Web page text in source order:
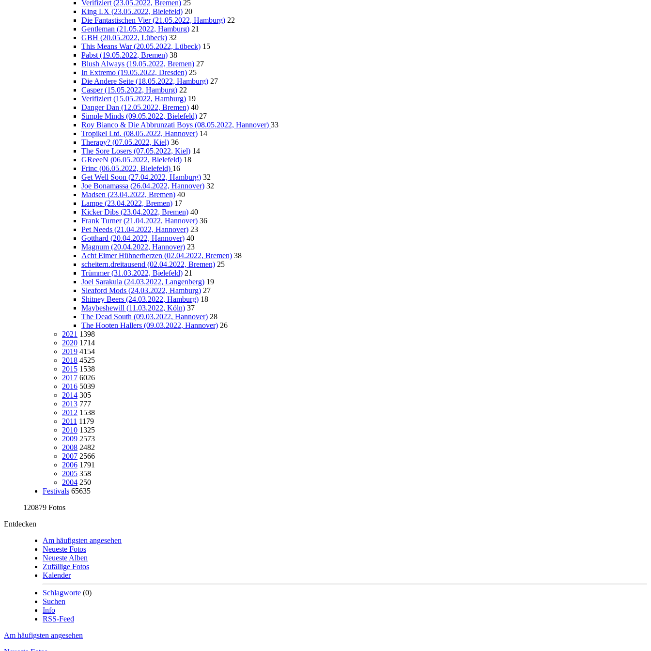
Verifiziert (23.05.2022, Bremen) 25
King LX (23.05.2022, Bielefeld) 20
Die Fantastischen Vier (21.05.2022, Hamburg) 22
Gentleman (21.05.2022, Hamburg) 21
GBH (20.05.2022, Lübeck) 32
This Means War (20.05.2022, Lübeck) 15
Pabst (19.05.2022, Bremen) 38
Blush Always (19.05.2022, Bremen) 27
In Extremo (19.05.2022, Dresden) 25
Die Andere Seite (18.05.2022, Hamburg) 27
Casper (15.05.2022, Hamburg) 22
Verifiziert (15.05.2022, Hamburg) 19
Danger Dan (12.05.2022, Bremen) 40
Simple Minds (09.05.2022, Bielefeld) 27
Roy Bianco & Die Abbrunzati Boys (08.05.2022, Hannover) 33
Tropikel Ltd. (08.05.2022, Hannover) 14
Therapy? (07.05.2022, Kiel) 36
The Sore Losers (07.05.2022, Kiel) 14
GReeeN (06.05.2022, Bielefeld) 18
Frinc (06.05.2022, Bielefeld) 16
Get Well Soon (27.04.2022, Hamburg) 32
Joe Bonamassa (26.04.2022, Hannover) 32
Madsen (23.04.2022, Bremen) 40
Lampe (23.04.2022, Bremen) 17
Kicker Dibs (23.04.2022, Bremen) 40
Frank Turner (21.04.2022, Hannover) 36
Pet Needs (21.04.2022, Hannover) 23
Gotthard (20.04.2022, Hannover) 40
Magnum (20.04.2022, Hannover) 23
Acht Eimer Hühnerherzen (02.04.2022, Bremen) 38
scheitern.dreitausend (02.04.2022, Bremen) 25
Trümmer (31.03.2022, Bielefeld) 21
Joel Sarakula (24.03.2022, Langenberg) 19
Sleaford Mods (24.03.2022, Hamburg) 27
Shitney Beers (24.03.2022, Hamburg) 18
Maybeshewill (11.03.2022, Köln) 37
The Dead South (09.03.2022, Hannover) 28
The Hooten Hallers (09.03.2022, Hannover) 26
2021 1398
2020 1714
2019 4154
2018 4525
2015 1538
2017 6026
2016 5039
2014 305
2013 777
2012 1538
2011 1179
2010 1325
2009 2573
2008 2482
2007 2566
2006 1791
2005 358
2004 250
Festivals 65635
120879 Fotos
Entdecken
Am häufigsten angesehen
Neueste Fotos
Neueste Alben
Zufällige Fotos
Kalender
Schlagworte (0)
Suchen
Info
RSS-Feed
Am häufigsten angesehen